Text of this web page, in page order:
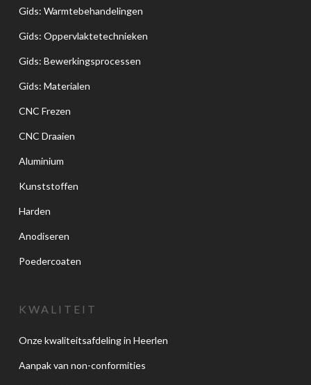
Gids: Warmtebehandelingen
Gids: Oppervlaktetechnieken
Gids: Bewerkingsprocessen
Gids: Materialen
CNC Frezen
CNC Draaien
Aluminium
Kunststoffen
Harden
Anodiseren
Poedercoaten
KWALITEIT
Onze kwaliteitsafdeling in Heerlen
Aanpak van non-conformities